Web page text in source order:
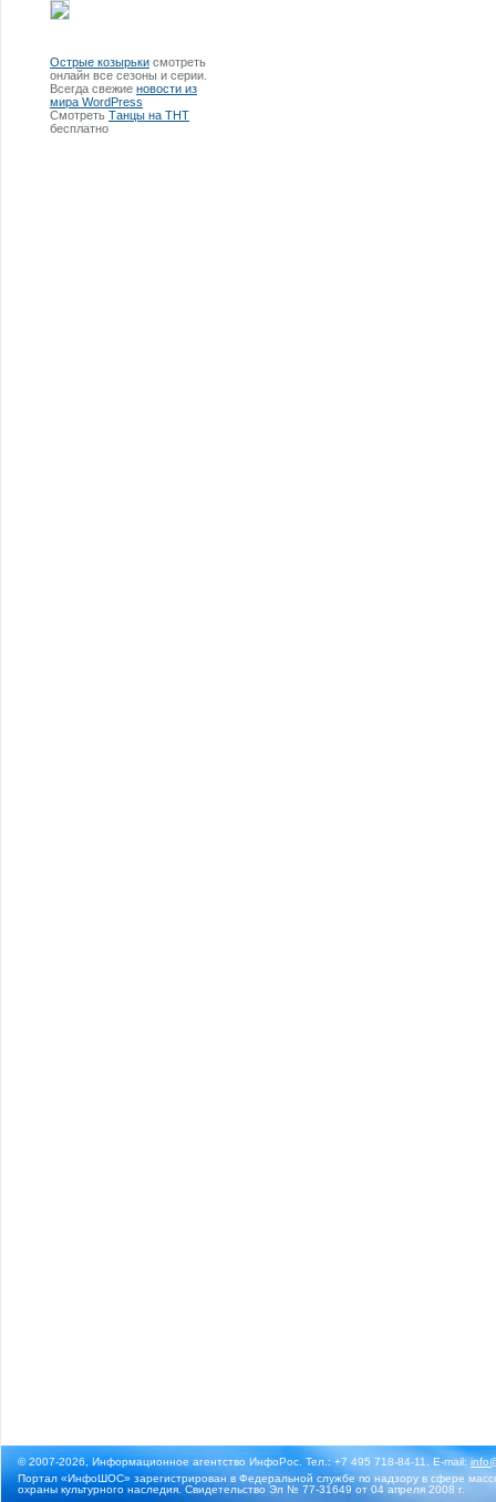
Острые козырьки смотреть
онлайн все сезоны и серии.
Всегда свежие новости из
мира WordPress
Смотреть Танцы на ТНТ
бесплатно
© 2007-2026, Информационное агентство ИнфоРос. Тел.: +7 495 718-84-11, E-mail:
Портал «ИнфоШОС» зарегистрирован в Федеральной службе по надзору в сфере
охраны культурного наследия. Свидетельство Эл № 77-31649 от 04 апреля 2008 г.